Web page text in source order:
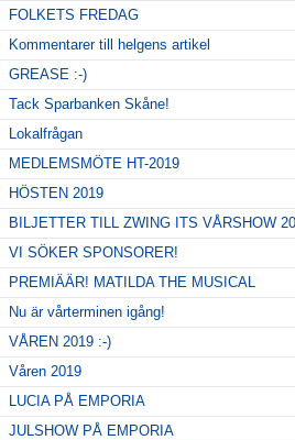
FOLKETS FREDAG
Kommentarer till helgens artikel
GREASE :-)
Tack Sparbanken Skåne!
Lokalfrågan
MEDLEMSMÖTE HT-2019
HÖSTEN 2019
BILJETTER TILL ZWING ITS VÅRSHOW
VI SÖKER SPONSORER!
PREMIÄÄR! MATILDA THE MUSICAL
Nu är vårterminen igång!
VÅREN 2019 :-)
Våren 2019
LUCIA PÅ EMPORIA
JULSHOW PÅ EMPORIA